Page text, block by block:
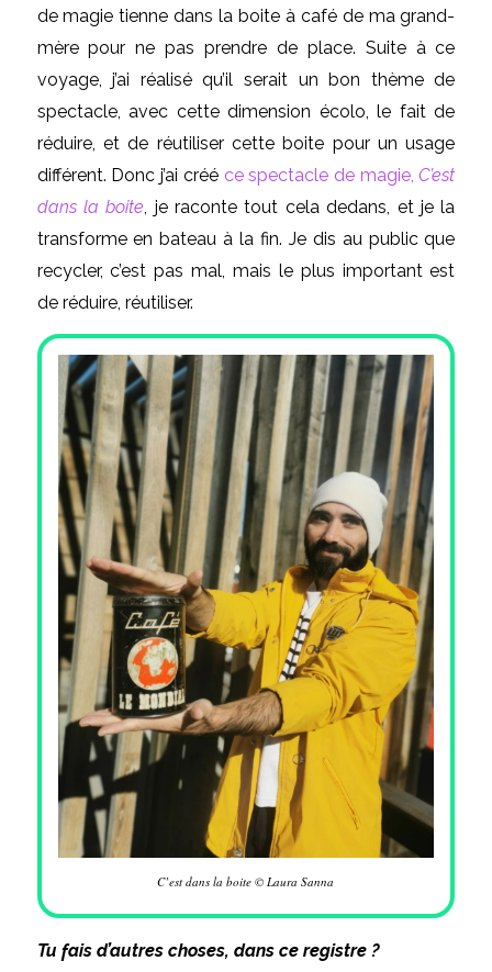
de magie tienne dans la boite à café de ma grand-
mère pour ne pas prendre de place. Suite à ce
voyage, j’ai réalisé qu’il serait un bon thème de
spectacle, avec cette dimension écolo, le fait de
réduire, et de réutiliser cette boite pour un usage
différent. Donc j’ai créé ce spectacle de magie,C’est
dans la boite, je raconte tout cela dedans, et je la
transforme en bateau à la fin. Je dis au public que
recycler, c’est pas mal, mais le plus important est
de réduire, réutiliser.
C’est dans la boite © Laura Sanna
Tu fais d’autres choses, dans ce registre ?